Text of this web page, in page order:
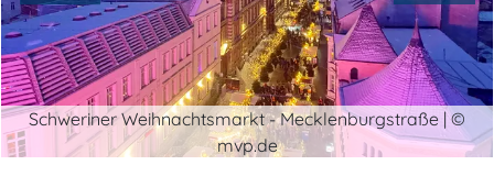
Schweriner Weihnachtsmarkt - Mecklenburgstraße | ©
mvp.de